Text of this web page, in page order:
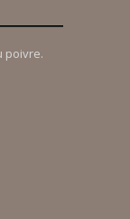
poivre.